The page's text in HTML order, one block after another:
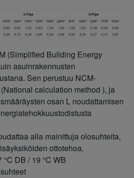
(Simplified Building Energy
asuinrakennusten
Sen perustuu NCM-
calculation method ), ja
osan L noudattamisen
alla mainittuja olosuhteita,
ottotehoa.
DB / 19 °C WB